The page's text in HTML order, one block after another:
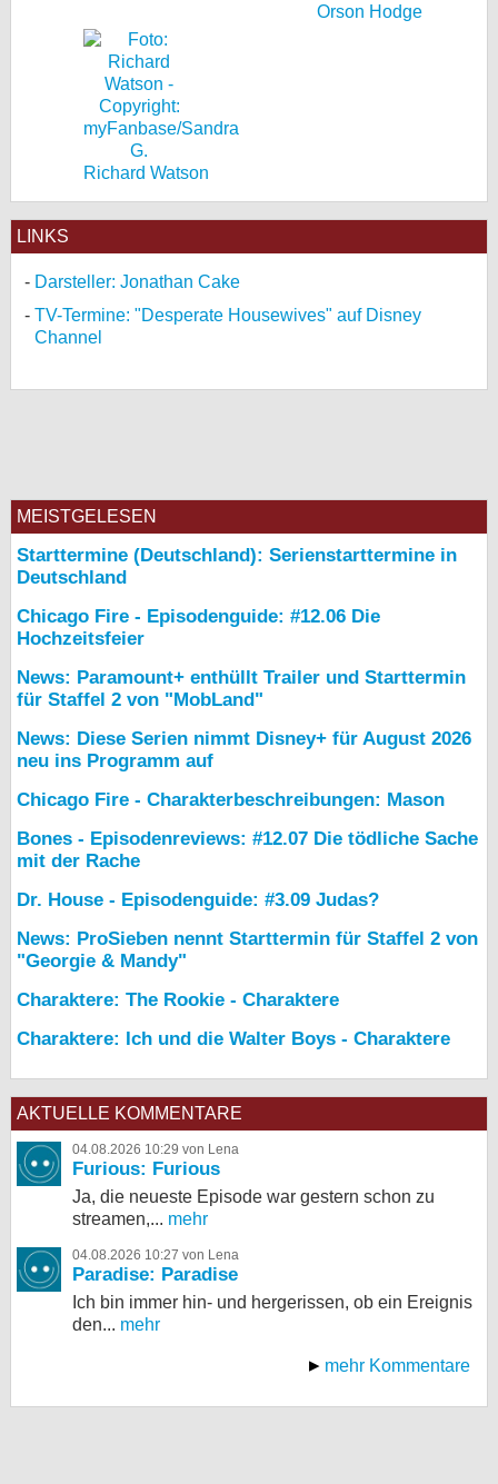
Orson Hodge
Richard Watson
LINKS
Darsteller: Jonathan Cake
TV-Termine: "Desperate Housewives" auf Disney
Channel
MEISTGELESEN
Starttermine (Deutschland): Serienstarttermine in
Deutschland
Chicago Fire - Episodenguide: #12.06 Die
Hochzeitsfeier
News: Paramount+ enthüllt Trailer und Starttermin
für Staffel 2 von "MobLand"
News: Diese Serien nimmt Disney+ für August 2026
neu ins Programm auf
Chicago Fire - Charakterbeschreibungen: Mason
Bones - Episodenreviews: #12.07 Die tödliche Sache
mit der Rache
Dr. House - Episodenguide: #3.09 Judas?
News: ProSieben nennt Starttermin für Staffel 2 von
"Georgie & Mandy"
Charaktere: The Rookie - Charaktere
Charaktere: Ich und die Walter Boys - Charaktere
AKTUELLE KOMMENTARE
04.08.2026 10:29 von Lena
Furious: Furious
Ja, die neueste Episode war gestern schon zu
streamen,... mehr
04.08.2026 10:27 von Lena
Paradise: Paradise
Ich bin immer hin- und hergerissen, ob ein Ereignis
den... mehr
mehr Kommentare